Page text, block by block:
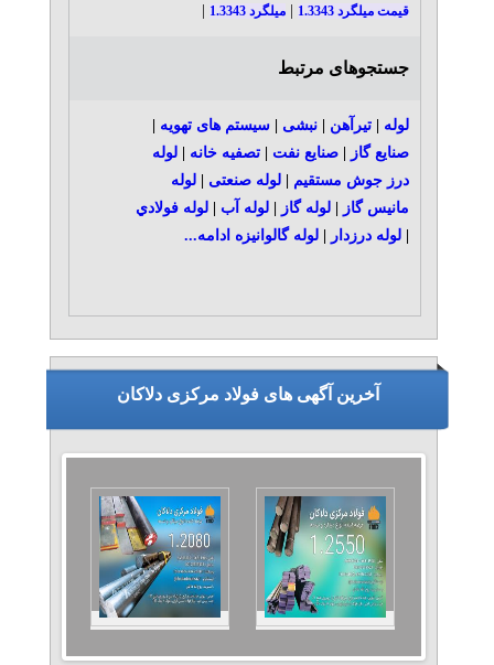
قیمت میلگرد 1.3343 |میلگرد 1.3343
جستجوهای مرتبط
لوله |تیرآهن |نبشی |سیستم های تهویه
صنایع گاز
|صنایع نفت |تصفیه خانه |لوله
درز جوش مستقیم |لوله صنعتی |لوله
مانیس گاز
|لوله گاز |لوله آب |لوله فولادي
|لوله درزدار |لوله گالوانیزه ادامه...
آخرین آگهی های فولاد مرکزی دلاکان